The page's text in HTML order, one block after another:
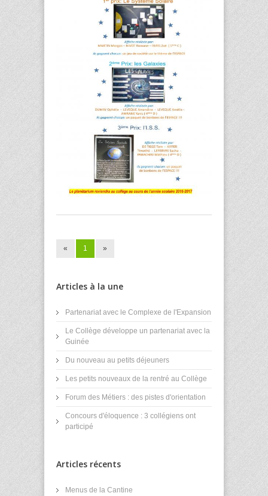
« 1 »
Articles à la une
Partenariat avec le Complexe de l'Expansion
Le Collège développe un partenariat avec la
Guinée
Du nouveau au petits déjeuners
Les petits nouveaux de la rentré au Collège
Forum des Métiers : des pistes d'orientation
Concours d'éloquence : 3 collégiens ont
participé
Articles récents
Menus de la Cantine